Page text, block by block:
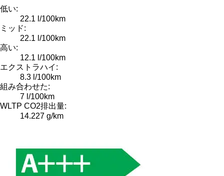
低い:
22.1 l/100km
ミッド:
22.1 l/100km
高い:
12.1 l/100km
エクストラハイ:
8.3 l/100km
組み合わせた:
7 l/100km
WLTP CO2排出量:
14.227 g/km